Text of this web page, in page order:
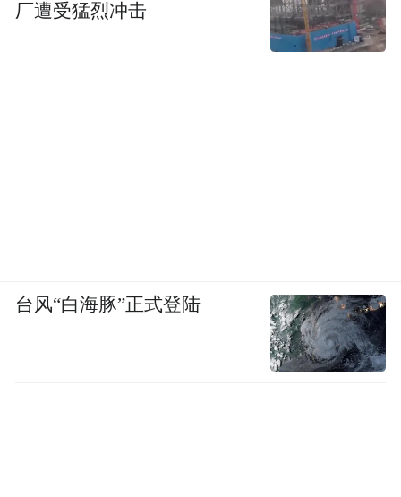
厂遭受猛烈冲击
台风“白海豚”正式登陆